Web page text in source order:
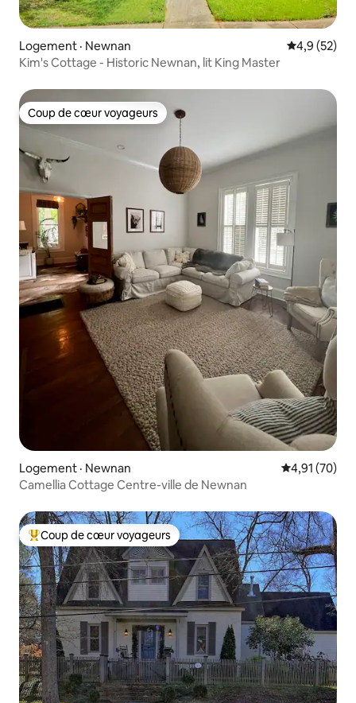
Logement · Newnan Note
4,9 (52)
Kim's Cottage - Historic Newnan, lit King Master
Coup de cœur voyageurs
Coup de cœur voyageurs
Logement · Newnan Note
4,91 (70)
Camellia Cottage Centre-ville de Newnan
Coup de cœur voyageurs parmi les plus aimés
Coup de cœur voyageurs